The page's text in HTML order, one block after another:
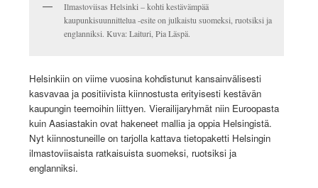
Ilmastoviisas Helsinki – kohti kestävämpää
kaupunkisuunnittelua -esite on julkaistu suomeksi, ruotsiksi ja
englanniksi. Kuva: Laituri, Pia Läspä.
Helsinkiin on viime vuosina kohdistunut kansainvälisesti
kasvavaa ja positiivista kiinnostusta erityisesti kestävän
kaupungin teemoihin liittyen. Vierailijaryhmät niin Euroopasta
kuin Aasiastakin ovat hakeneet mallia ja oppia Helsingistä.
Nyt kiinnostuneille on tarjolla kattava tietopaketti Helsingin
ilmastoviisaista ratkaisuista suomeksi, ruotsiksi ja
englanniksi.